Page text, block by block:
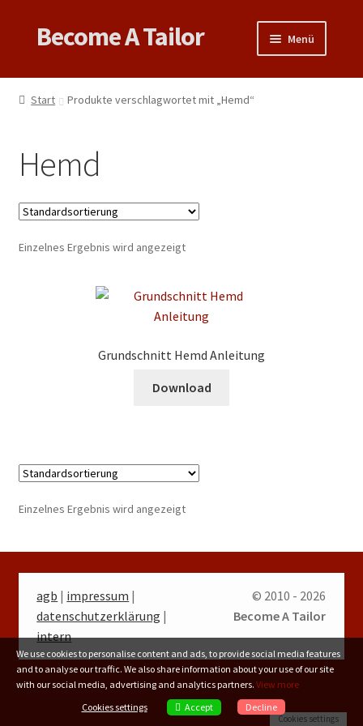
Zur
Navigation
Zum
Inhalt
Become A Tailor Menü
Books
Support
Patterns
Links & Tips
Start Produkte verschlagwortet mit „Hemd“
Hemd
Einzelnes Ergebnis wird angezeigt
Grundschnitt Hemd Anleitung
Download
Einzelnes Ergebnis wird angezeigt
agb | impressum |
datenschutzerklärung |
intern
© 2010 - 2026
Become A Tailor
We use cookies to personalise content and ads, to provide social media features
and to analyse our traffic. We also share information about your use of our site
with our social media, advertising and analytics partners. View more
Cookies settings
Accept Decline
Cookies settings